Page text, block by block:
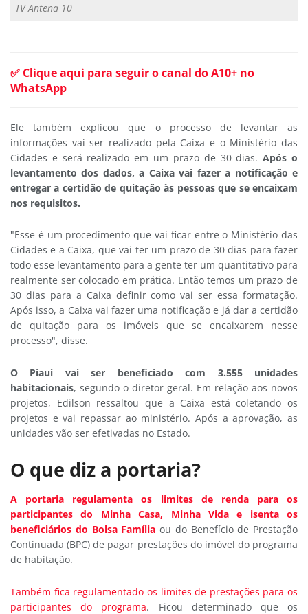
TV Antena 10
✅ Clique aqui para seguir o canal do A10+ no
WhatsApp
Ele também explicou que o processo de levantar as
informações vai ser realizado pela Caixa e o Ministério das
Cidades e será realizado em um prazo de 30 dias.Após o
levantamento dos dados, a Caixa vai fazer a notificação e
entregar a certidão de quitação às pessoas que se encaixam
nos requisitos.
"Esse é um procedimento que vai ficar entre o Ministério das
Cidades e a Caixa, que vai ter um prazo de 30 dias para fazer
todo esse levantamento para a gente ter um quantitativo para
realmente ser colocado em prática. Então temos um prazo de
30 dias para a Caixa definir como vai ser essa formatação.
Após isso, a Caixa vai fazer uma notificação e já dar a certidão
de quitação para os imóveis que se encaixarem nesse
processo", disse.
O Piauí vai ser beneficiado com 3.555 unidades
habitacionais, segundo o diretor-geral. Em relação aos novos
projetos, Edilson ressaltou que a Caixa está coletando os
projetos e vai repassar ao ministério. Após a aprovação, as
unidades vão ser efetivadas no Estado.
O que diz a portaria?
A portaria regulamenta os limites de renda para os
participantes do Minha Casa, Minha Vida e isenta os
beneficiários do Bolsa Família ou do Benefício de Prestação
Continuada (BPC) de pagar prestações do imóvel do programa
de habitação.
Também fica regulamentado os limites de prestações para os
participantes do programa. Ficou determinado que os